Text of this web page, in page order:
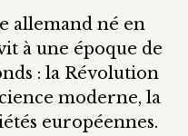
allemand né en
à une époque de
: la Révolution
moderne, la
européennes.